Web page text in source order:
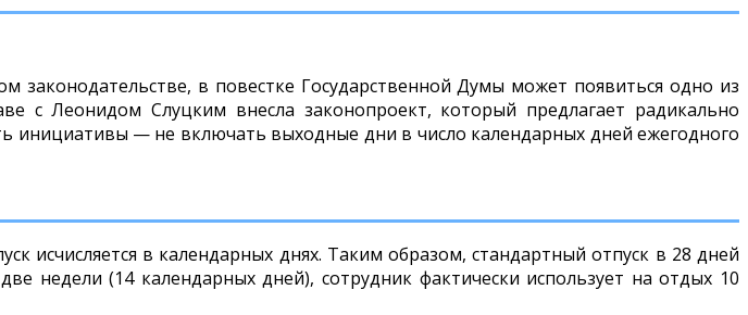
в повестке Государственной Думы может появиться одно из
с Леонидом Слуцким внесла законопроект, который предлагает радикально
инициативы — не включать выходные дни в число календарных дней ежегодного
исчисляется в календарных днях. Таким образом, стандартный отпуск в 28 дней
недели (14 календарных дней), сотрудник фактически использует на отдых 10